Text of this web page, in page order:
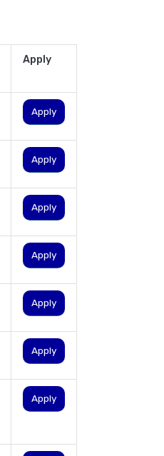
Apply
Apply
Apply
Apply
Apply
Apply
Apply
Apply